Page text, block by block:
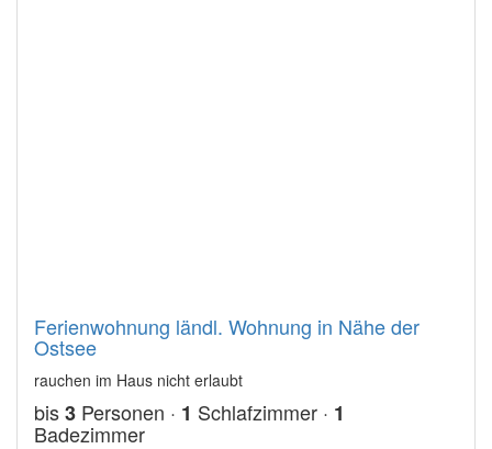
Ferienwohnung ländl. Wohnung in Nähe der
Ostsee
rauchen im Haus nicht erlaubt
bis3 Personen · 1 Schlafzimmer · 1
Badezimmer